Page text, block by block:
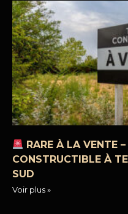
RARE À LA VENTE –
CONSTRUCTIBLE À
SUD
Voir plus »